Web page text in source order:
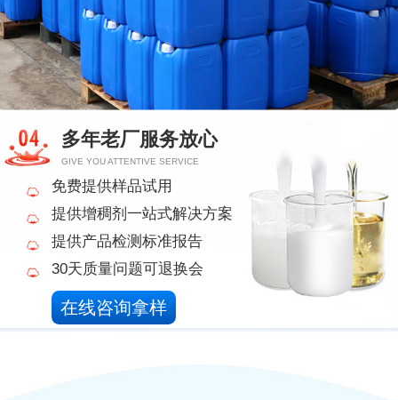
多年老厂服务放心
GIVE YOU ATTENTIVE SERVICE
免费提供样品试用
提供增稠剂一站式解决方案
提供产品检测标准报告
30天质量问题可退换会
在线咨询拿样